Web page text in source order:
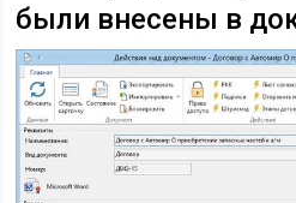
были внесены в